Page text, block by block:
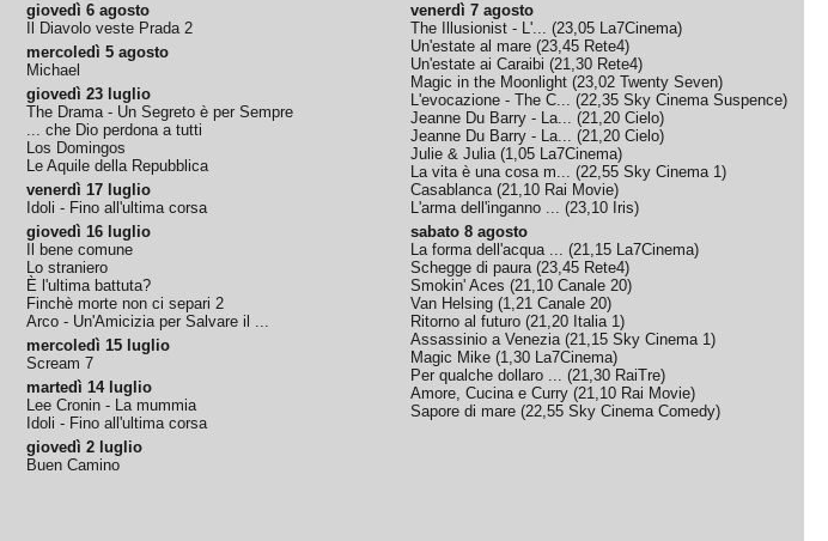
giovedì 6 agosto
Il Diavolo veste Prada 2
mercoledì 5 agosto
Michael
giovedì 23 luglio
The Drama - Un Segreto è per Sempre
... che Dio perdona a tutti
Los Domingos
Le Aquile della Repubblica
venerdì 17 luglio
Idoli - Fino all'ultima corsa
giovedì 16 luglio
Il bene comune
Lo straniero
È l'ultima battuta?
Finchè morte non ci separi 2
Arco - Un'Amicizia per Salvare il ...
mercoledì 15 luglio
Scream 7
martedì 14 luglio
Lee Cronin - La mummia
Idoli - Fino all'ultima corsa
giovedì 2 luglio
Buen Camino
venerdì 7 agosto
The Illusionist - L'... (23,05 La7Cinema)
Un'estate al mare (23,45 Rete4)
Un'estate ai Caraibi (21,30 Rete4)
Magic in the Moonlight (23,02 Twenty Seven)
L'evocazione - The C... (22,35 Sky Cinema Suspence)
Jeanne Du Barry - La... (21,20 Cielo)
Jeanne Du Barry - La... (21,20 Cielo)
Julie & Julia(1,05 La7Cinema)
La vita è una cosa m... (22,55 Sky Cinema 1)
Casablanca(21,10 Rai Movie)
L'arma dell'inganno ... (23,10 Iris)
sabato 8 agosto
La forma dell'acqua ... (21,15 La7Cinema)
Schegge di paura(23,45 Rete4)
Smokin' Aces (21,10 Canale 20)
Van Helsing (1,21 Canale 20)
Ritorno al futuro (21,20 Italia 1)
Assassinio a Venezia(21,15 Sky Cinema 1)
Magic Mike (1,30 La7Cinema)
Per qualche dollaro ... (21,30 RaiTre)
Amore, Cucina e Curry (21,10 Rai Movie)
Sapore di mare (22,55 Sky Cinema Comedy)